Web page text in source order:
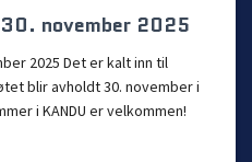
november 2025
2025 Det er kalt inn til
blir avholdt 30. november i
i KANDU er velkommen!